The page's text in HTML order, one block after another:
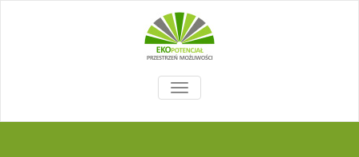
TOGGLE
NAVIGATION